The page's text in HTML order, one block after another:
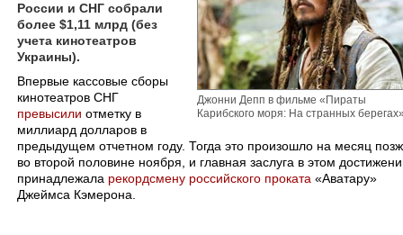
Джонни Депп в фильме «Пираты
Карибского моря: На странных
России и СНГ собрали
более $1,11 млрд (без
учета кинотеатров
Украины).
Впервые кассовые сборы
кинотеатров СНГ
превысили отметку в
миллиард долларов в
предыдущем отчетном году. Тогда это произошло на месяц
во второй половине ноября, и главная заслуга в этом
принадлежала рекордсмену российского проката «Аватару»
Джеймса Кэмерона.